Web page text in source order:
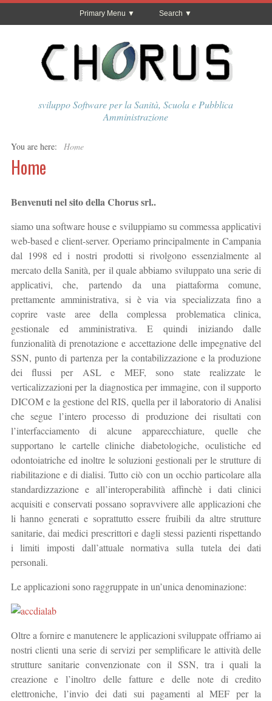
Primary Menu Search
sviluppo Software per la Sanità, Scuola e Pubblica
Amministrazione
You are here: Home
Home
Benvenuti nel sito della Chorus srl..
siamo una software house e sviluppiamo su commessa applicativi
web-based e client-server. Operiamo principalmente in Campania
dal 1998 ed i nostri prodotti si rivolgono essenzialmente al
mercato della Sanità, per il quale abbiamo sviluppato una serie di
applicativi, che, partendo da una piattaforma comune,
prettamente amministrativa, si è via via specializzata fino a
coprire vaste aree della complessa problematica clinica,
gestionale ed amministrativa. E quindi iniziando dalle
funzionalità di prenotazione e accettazione delle impegnative del
SSN, punto di partenza per la contabilizzazione e la produzione
dei flussi per ASL e MEF, sono state realizzate le
verticalizzazioni per la diagnostica per immagine, con il supporto
DICOM e la gestione del RIS, quella per il laboratorio di Analisi
che segue l’intero processo di produzione dei risultati con
l’interfacciamento di alcune apparecchiature, quelle che
supportano le cartelle cliniche diabetologiche, oculistiche ed
odontoiatriche ed inoltre le soluzioni gestionali per le strutture di
riabilitazione e di dialisi. Tutto ciò con un occhio particolare alla
standardizzazione e all’interoperabilità affinchè i dati clinici
acquisiti e conservati possano sopravvivere alle applicazioni che
li hanno generati e soprattutto essere fruibili da altre strutture
sanitarie, dai medici prescrittori e dagli stessi pazienti rispettando
i limiti imposti dall’attuale normativa sulla tutela dei dati
personali.
Le applicazioni sono raggruppate in un’unica denominazione:
Oltre a fornire e manutenere le applicazioni sviluppate offriamo ai
nostri clienti una serie di servizi per semplificare le attività delle
strutture sanitarie convenzionate con il SSN, tra i quali la
creazione e l’inoltro delle fatture e delle note di credito
elettroniche, l’invio dei dati sui pagamenti al MEF per la